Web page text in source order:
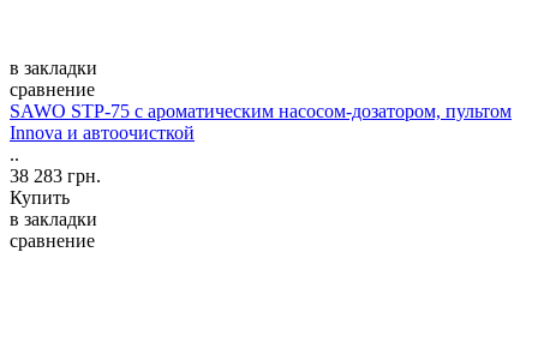
в закладки
сравнение
SAWO STP-75 с ароматическим насосом-дозатором, пультом
Innova и автоочисткой
..
38 283 грн.
Купить
в закладки
сравнение